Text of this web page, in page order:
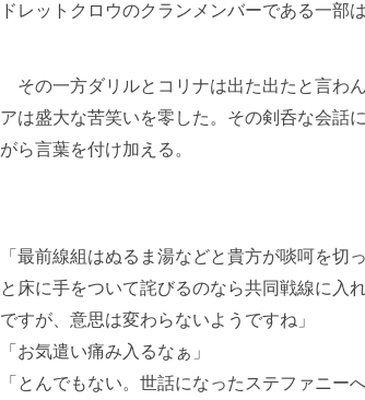
ドレットクロウのクランメンバーである一部
その一方ダリルとコリナは出た出たと言わ
アは盛大な苦笑いを零した。その剣呑な会話
がら言葉を付け加える。
「最前線組はぬるま湯などと貴方が啖呵を切
と床に手をついて詫びるのなら共同戦線に入
ですが、意思は変わらないようですね」
「お気遣い痛み入るなぁ」
「とんでもない。世話になったステファニー